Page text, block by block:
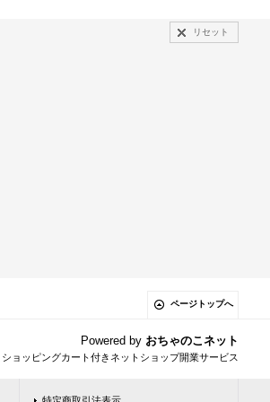
リセット
ページトップへ
Powered by おちゃのこネット
ョッピングカート付きネットショップ開業サービス